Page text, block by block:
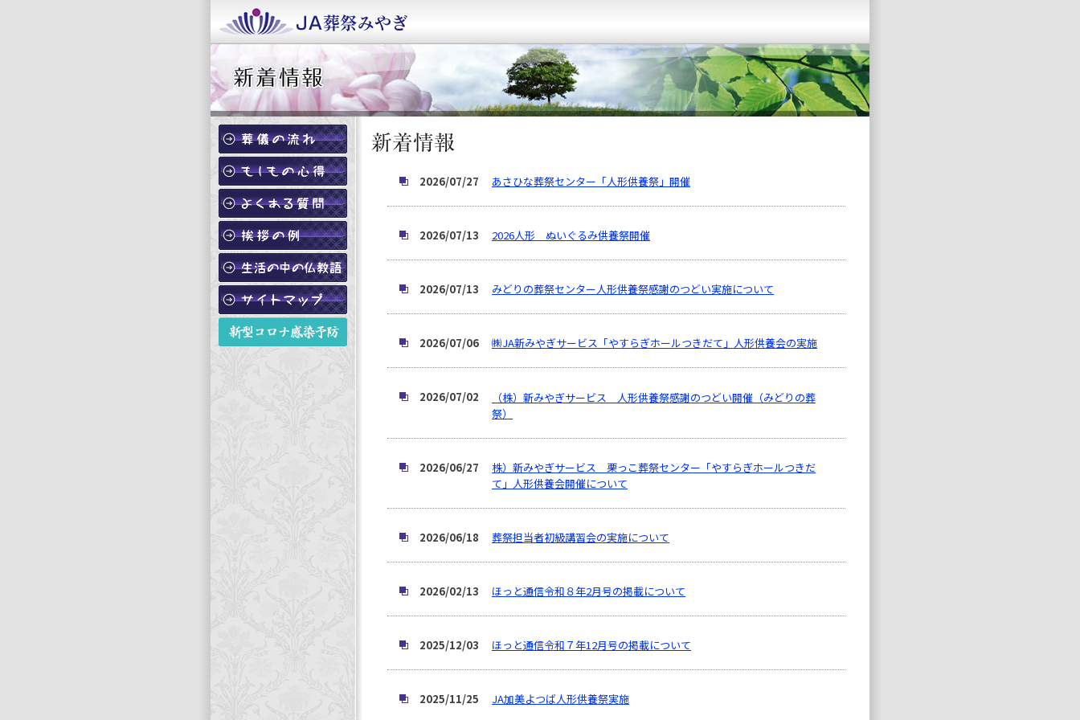
2026/07/27 あさひな葬祭センター「人形供養祭」開催
2026/07/13 2026人形 ぬいぐるみ供養祭開催
2026/07/13 みどりの葬祭センター人形供養祭感謝のつどい実施について
2026/07/06 ㈱JA新みやぎサービス「やすらぎホールつきだて」人形供養会の実施
2026/07/02
（株）新みやぎサービス 人形供養祭感謝のつどい開催（みどりの葬
祭）
2026/06/27
株）新みやぎサービス 栗っこ葬祭センター「やすらぎホールつきだ
て」人形供養会開催について
2026/06/18 葬祭担当者初級講習会の実施について
2026/02/13 ほっと通信令和８年2月号の掲載について
2025/12/03 ほっと通信令和７年12月号の掲載について
2025/11/25 JA加美よつば人形供養祭実施